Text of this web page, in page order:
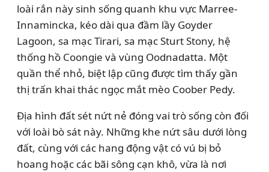
loài rắn này sinh sống quanh khu vực Marree-
Innamincka, kéo dài qua đầm lầy Goyder
Lagoon, sa mạc Tirari, sa mạc Sturt Stony, hệ
thống hồ Coongie và vùng Oodnadatta. Một
quần thể nhỏ, biệt lập cũng được tìm thấy gần
thị trấn khai thác ngọc mắt mèo Coober Pedy.
Địa hình đất sét nứt nẻ đóng vai trò sống còn đối
với loài bò sát này. Những khe nứt sâu dưới lòng
đất, cùng với các hang động vật có vú bị bỏ
hoang hoặc các bãi sông cạn khô, vừa là nơi